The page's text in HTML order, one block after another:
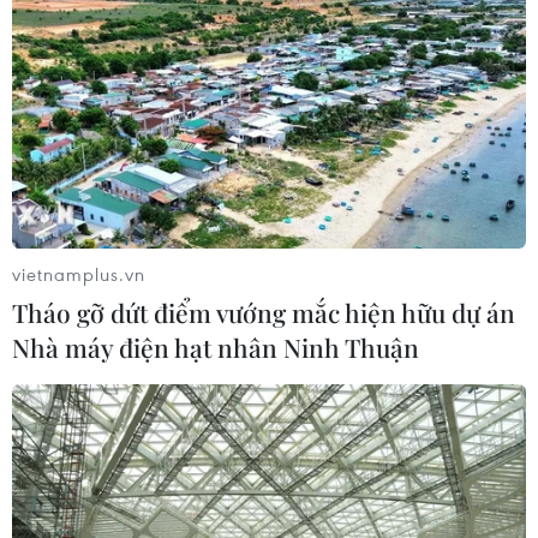
Lần đầu tiên chụp được bề mặt Mặt
Trời với độ nét chưa từng có
06/08/2026 09:41
Ca vi phẫu ghép da đầu hiếm gặp
giúp bé gái phục hồi sau 10 năm
06/08/2026 07:15
Việt Nam hướng tới làm
chủ 10 công nghệ lõi vào năm 2030
06/08/2026 04:38
Việt Nam và Lào thúc đẩy hợp tác
vietnamplus.vn
Tháo gỡ dứt điểm vướng mắc hiện hữu dự án
Nhà máy điện hạt nhân Ninh Thuận